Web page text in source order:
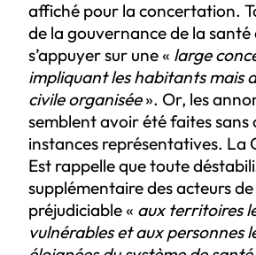
affiché pour la concertation.
de la gouvernance de la
s’appuyer sur une « large
impliquant les habitants mais
civile organisée». Or, les
semblent avoir été faites sans
instances représentatives. La
Est rappelle que toute
supplémentaire des acteurs
préjudiciable « aux territoires
vulnérables et aux personnes